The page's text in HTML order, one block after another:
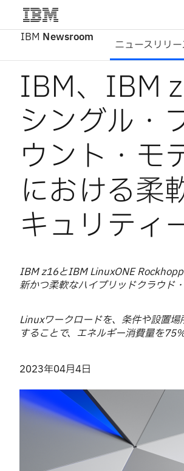
IBM Newsroom
ニュースリリー
IBM、IBM
シングル・
ウント・モ
における柔
キュリティ
IBM z16とIBM LinuxONE
新かつ柔軟なハイブリッドクラウド
Linuxワークロードを、条件や設置
することで、エネルギー消費量を
2023年04月4日